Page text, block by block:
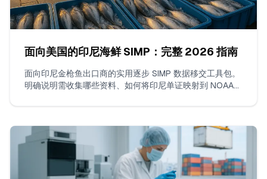
面向美国的印尼海鲜 SIMP：完整 2026 指南
面向印尼金枪鱼出口商的实用逐步 SIMP 数据移交工具包。
明确说明需收集哪些资料、如何将印尼单证映射到 NOAA